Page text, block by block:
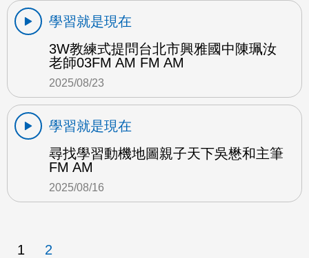
學習就是現在
3W教練式提問台北市興雅國中陳珮汝
老師03FM AM FM AM
2025/08/23
學習就是現在
尋找學習動機地圖親子天下吳懋和主筆
FM AM
2025/08/16
1 2